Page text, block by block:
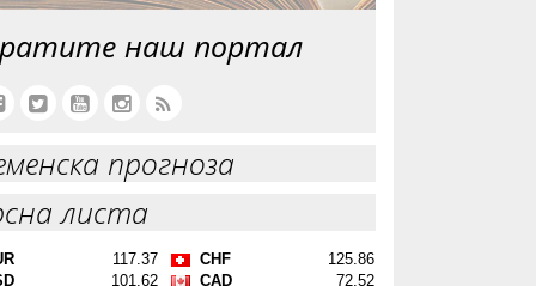
наш портал
прогноза
листа